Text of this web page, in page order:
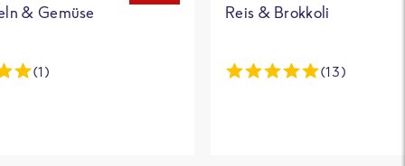
& Gemüse
(1)
Reis & Brokkoli
(13)